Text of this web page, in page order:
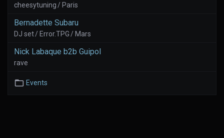
cheesytuning / Paris
Bernadette Subaru
DJ set / Error.TPG / Mars
Nick Labaque b2b Guipol
rave
Events